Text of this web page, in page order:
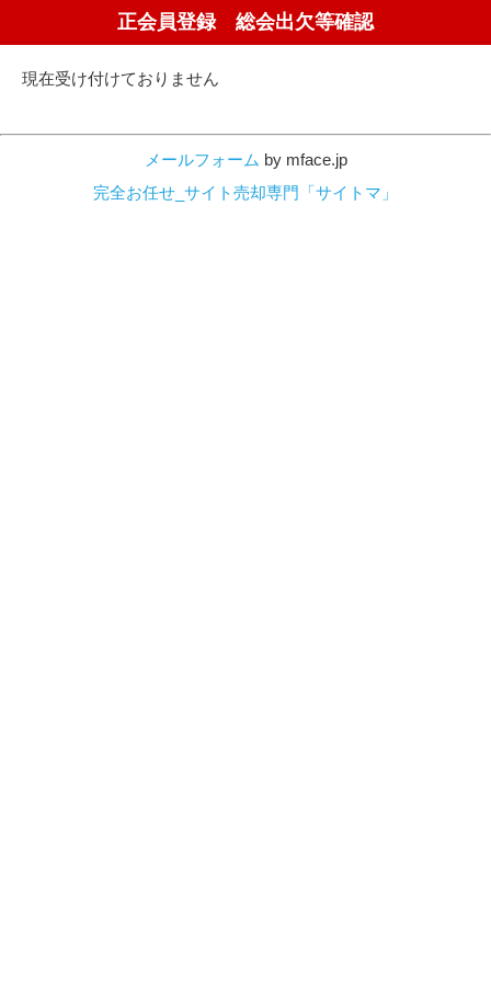
正会員登録 総会出欠等確認
現在受け付けておりません
メールフォーム by mface.jp
完全お任せ_サイト売却専門「サイトマ」